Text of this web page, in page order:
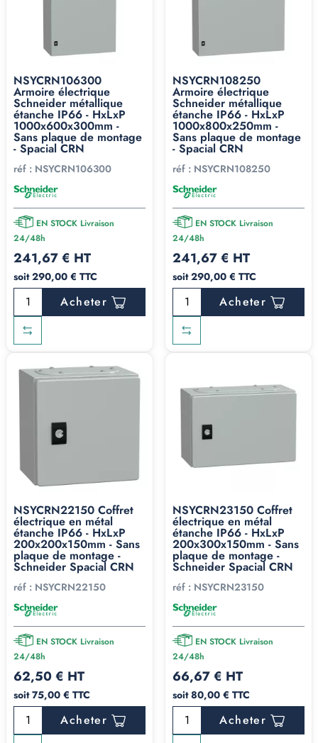
NSYCRN106300
Armoire électrique
Schneider métallique
étanche IP66 - HxLxP
1000x600x300mm -
Sans plaque de montage
- Spacial CRN
réf : NSYCRN106300
EN STOCK Livraison
24/48h
241,67 € HT
soit 290,00 € TTC
Acheter
NSYCRN108250
Armoire électrique
Schneider métallique
étanche IP66 - HxLxP
1000x800x250mm -
Sans plaque de montage
- Spacial CRN
réf : NSYCRN108250
EN STOCK Livraison
24/48h
241,67 € HT
soit 290,00 € TTC
Acheter
NSYCRN22150 Coffret
électrique en métal
étanche IP66 - HxLxP
200x200x150mm - Sans
plaque de montage -
Schneider Spacial CRN
réf : NSYCRN22150
EN STOCK Livraison
24/48h
62,50 € HT
soit 75,00 € TTC
Acheter
NSYCRN23150 Coffret
électrique en métal
étanche IP66 - HxLxP
200x300x150mm - Sans
plaque de montage -
Schneider Spacial CRN
réf : NSYCRN23150
EN STOCK Livraison
24/48h
66,67 € HT
soit 80,00 € TTC
Acheter